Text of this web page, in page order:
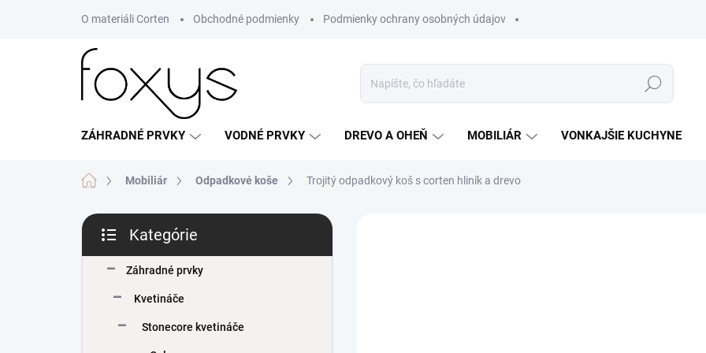
O materiáli Corten Obchodné podmienky Podmienky ochrany osobných údajov
Hľadať
ZÁHRADNÉ PRVKY VODNÉ PRVKY DREVO A OHEŇ MOBILIÁR VONKAJŠIE KUCHYNE
DomovMobiliár Odpadkové koše Trojitý odpadkový koš s corten hliník a drevo
B
č
kategórie
Kategórie
Záhradné prvky
Kvetináče
Stonecore kvetináče